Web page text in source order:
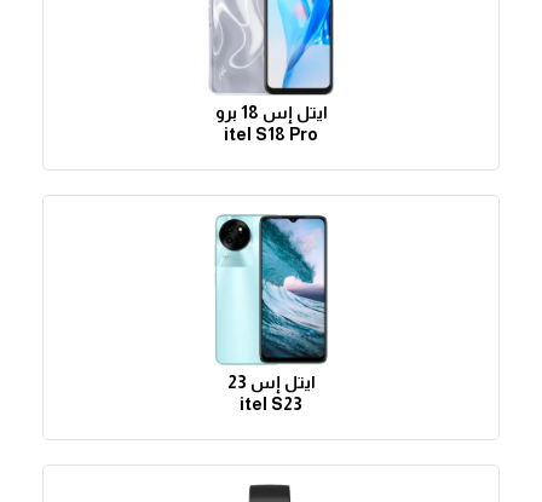
ايتل إس 18 برو
itel S18 Pro
ايتل إس 23
itel S23